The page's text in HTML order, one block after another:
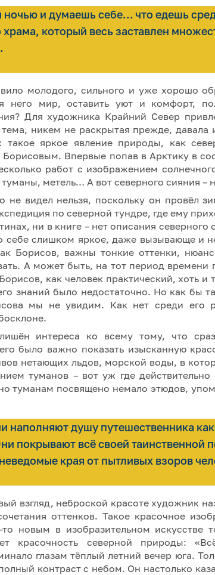
и думаешь себе… что едешь
храма, который весь заставлен
молодого, сильного и уже хорошо
него мир, оставить уют и комфорт,
Для художника Крайний Север
никем не раскрытая прежде, давала
такое яркое явление природы, как
Борисовым. Впервые попав в Арктику в
работ с изображением
метель… А вот северного сияния –
не видел нельзя, поскольку он провёл
по северной тундре, где ему
ни в книге – нет описания
себе слишком яркое, даже вызывающе и
Борисов, важны тонкие оттенки,
А может быть, на тот период времени
как человек практический, хоть и
знаний было недостаточно. Но как бы
мы не увидим. Как нет среди его
интереса ко всему тому, что
было важно показать изысканную
нетающих льдов, морской воды, в
туманов – вот уж где действительно
туманам посвящено немало этюдов,
наполняют душу путешественника
покрывают всё своей таинственной
края от пытливых взоров
взгляд, неброской красоте художник
оттенков. Такое красочное
новым в изобразительном искусстве
красочность северной природы:
глазам тёплый летний вечер юга.
контраст с небом. Он настолько